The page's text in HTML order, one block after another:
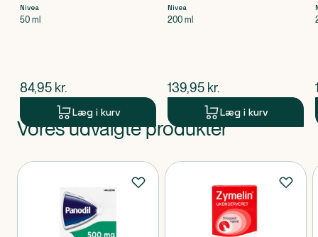
Nivea
50 ml
$nuværende pris
84,95 kr.
Læg i kurv
Nivea
200 ml
$nuværende pris
139,95 kr.
Læg i kurv
Produkt 1 af 0
Vores udvalgte produkter
Produkter